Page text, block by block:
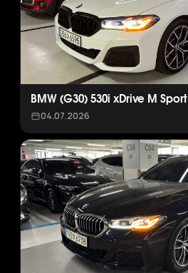
BMW (G30) 530i xDrive M Sport
04.07.2026